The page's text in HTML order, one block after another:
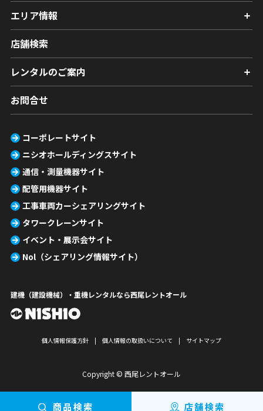
商品検索 店舗検索
エリア情報
店舗検索
レンタルのご案内
お問合せ
コーポレートサイト
ニシオホールディングスサイト
通信・測量機器サイト
配管用機器サイト
工事車両カーシェアリングサイト
タワークレーンサイト
イベント・展示会サイト
Nol（シェアリング情報サイト）
建機（建設機械）・重機レンタルなら西尾レントオール
個人情報保護方針 個人情報の取扱いについて サイトマップ
Copyright © 西尾レントオール